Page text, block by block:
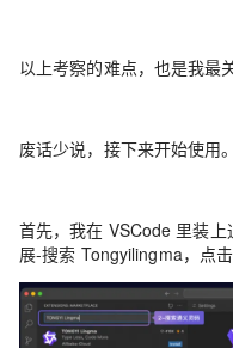
以上考察的难点，也是我最
废话少说，接下来开始使用。
首先，我在 VSCode 里装
展-搜索 Tongyilingma，点击